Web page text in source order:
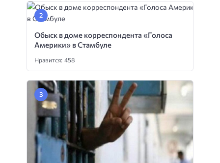
Обыск в доме корреспондента «Голоса
Америки» в Стамбуле
Нравится: 458